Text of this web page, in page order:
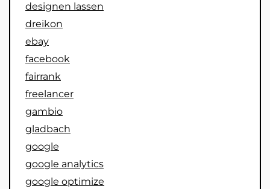
designen lassen
dreikon
ebay
facebook
fairrank
freelancer
gambio
gladbach
google
google analytics
google optimize